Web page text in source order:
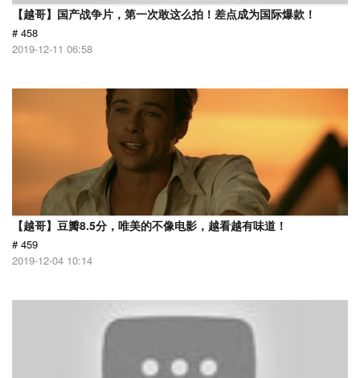
【越哥】国产战争片，第一次敢这么拍！差点成为国际爆款！
# 458
2019-12-11 06:58
【越哥】豆瓣8.5分，唯美的不像电影，越看越有味道！
# 459
2019-12-04 10:14